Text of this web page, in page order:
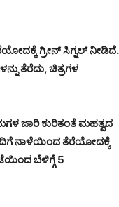
ಗ್ರೀನ್ ಸಿಗ್ನಲ್ ನೀಡಿದೆ.
ತೆರೆದು, ಚಿತ್ರಗಳ
ಜಾರಿ ಕುರಿತಂತೆ ಮಹತ್ವದ
ನಾಳೆಯಿಂದ ತೆರೆಯೋದಕ್ಕೆ
ಬೆಳಿಗ್ಗೆ 5